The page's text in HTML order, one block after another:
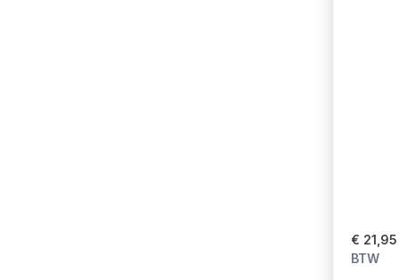
€ 21,95
BTW